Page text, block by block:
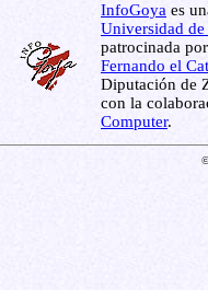
InfoGoya es
Universidad de
patrocinada
Fernando el
Diputación de
con la
Computer.